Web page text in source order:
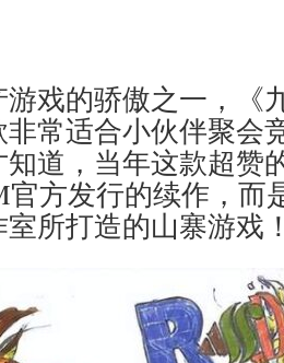
戏的骄傲之一，《
常适合小伙伴聚会
道，当年这款超赞
官方发行的续作，而
所打造的山寨游戏